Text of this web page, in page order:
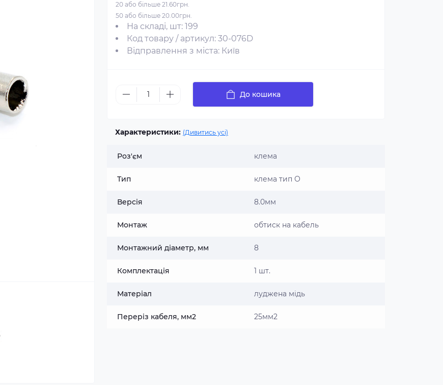
20 або більше 21.60грн.
50 або більше 20.00грн.
На складі, шт: 199
Код товару / артикул: 30-076D
Відправлення з міста: Київ
До кошика
Характеристики: (Дивитись усі)
Роз'єм клема
Тип клема тип О
Версія 8.0мм
Монтаж обтиск на кабель
Монтажний діаметр, мм 8
Комплектація 1 шт.
Матеріал луджена мідь
Переріз кабеля, мм2 25мм2